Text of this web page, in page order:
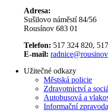
Adresa:
Sušilovo náměstí 84/56
Rousínov 683 01
Telefon: 517 324 820,
E-mail:
Užitečné odkazy
Městská policie
Zdravotnictví a
Autobusová a
Informační